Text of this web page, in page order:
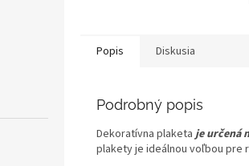
Popis Diskusia
Podrobný popis
Dekoratívna plaketaje určená
plakety je ideálnou voľbou pre